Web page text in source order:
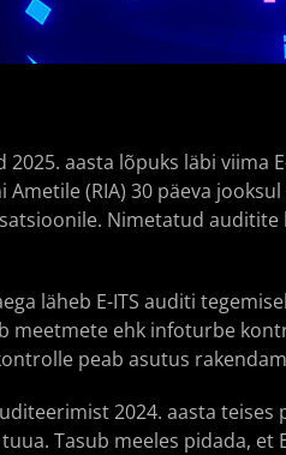
2025. aasta lõpuks läbi
Ametile (RIA) 30 päeva
Nimetatud
läheb E-ITS auditi
meetmete ehk infoturbe
peab asutus
2024. aasta
Tasub meeles pidada,